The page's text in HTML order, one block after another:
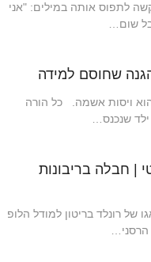
לתפוס אותה במילים: "אני
שום…
שחוסם למידה
ויסות אשמה. כל הורה
שנכנס…
| חבלה בריבונות
רונלד בריטון למודל הלופ